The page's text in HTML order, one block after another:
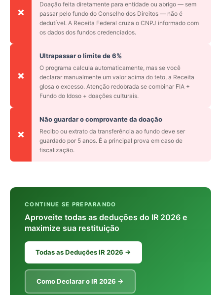
❌
Doação feita diretamente para entidade ou abrigo — sem
passar pelo fundo do Conselho dos Direitos — não é
dedutível. A Receita Federal cruza o CNPJ informado com
os dados dos fundos credenciados.
❌
Ultrapassar o limite de 6%
O programa calcula automaticamente, mas se você
declarar manualmente um valor acima do teto, a Receita
glosa o excesso. Atenção redobrada se combinar FIA +
Fundo do Idoso + doações culturais.
❌
Não guardar o comprovante da doação
Recibo ou extrato da transferência ao fundo deve ser
guardado por 5 anos. É a principal prova em caso de
fiscalização.
CONTINUE SE PREPARANDO
Aproveite todas as deduções do IR 2026 e
maximize sua restituição
Todas as Deduções IR 2026 →
Como Declarar o IR 2026 →